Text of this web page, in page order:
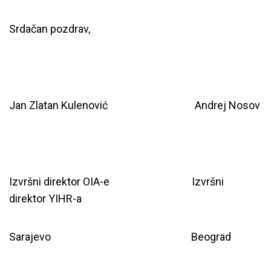
Srdačan pozdrav,
Jan Zlatan Kulenović Andrej Nosov
Izvršni direktor OIA-e Izvršni
direktor YIHR-a
Sarajevo Beograd